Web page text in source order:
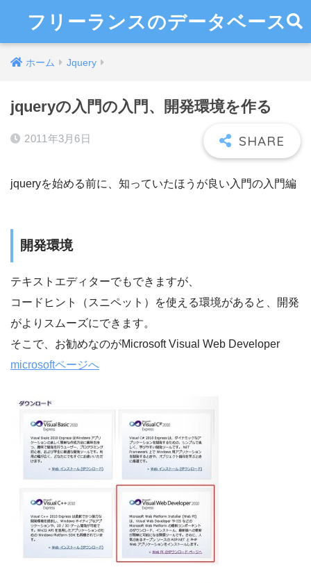
フリーランスのデータベース
ホーム Jquery
jqueryの入門の入門、開発環境を作る
2011年3月6日
jqueryを始める前に、知っていたほうが良い入門の入門編
開発環境
テキストエディターでもできますが、
コードヒント（スニペット）を使える環境があると、開発
がよりスムーズにできます。
そこで、お勧めなのがMicrosoft Visual Web Developer
microsoftページへ